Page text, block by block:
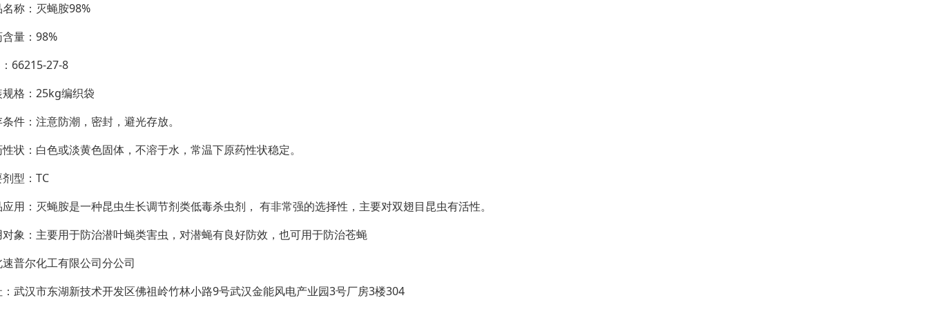
称：灭蝇胺98%
量：98%
66215-27-8
规格：25kg编织袋
件：注意防潮，密封，避光存放。
状：白色或淡黄色固体，不溶于水，常温下原药性状稳定。
型：TC
用：灭蝇胺是一种昆虫生长调节剂类低毒杀虫剂， 有非常强的选择性，主要对双翅目昆虫有活性。
象：主要用于防治潜叶蝇类害虫，对潜蝇有良好防效，也可用于防治苍蝇
普尔化工有限公司分公司
武汉市东湖新技术开发区佛祖岭竹林小路9号武汉金能风电产业园3号厂房3楼304